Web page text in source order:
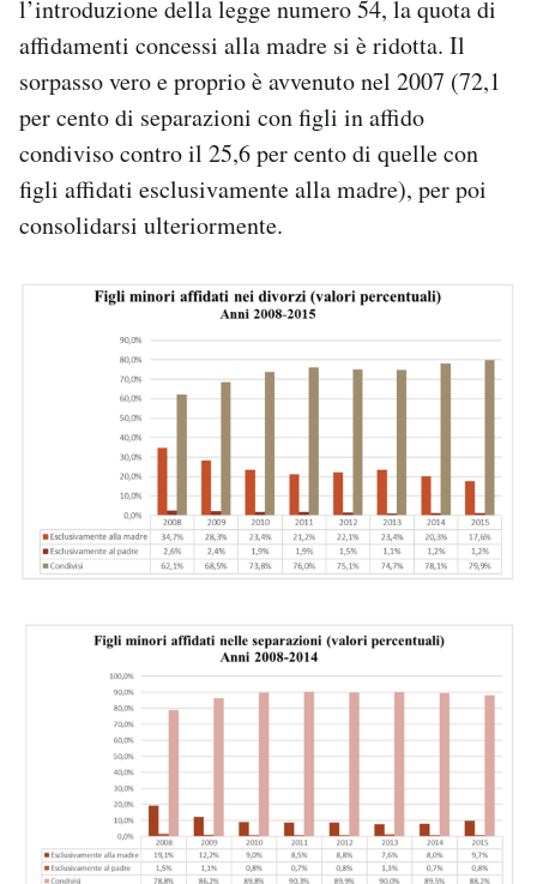
l’introduzione della legge numero 54, la quota di
affidamenti concessi alla madre si è ridotta. Il
sorpasso vero e proprio è avvenuto nel 2007 (72,1
per cento di separazioni con figli in affido
condiviso contro il 25,6 per cento di quelle con
figli affidati esclusivamente alla madre), per poi
consolidarsi ulteriormente.